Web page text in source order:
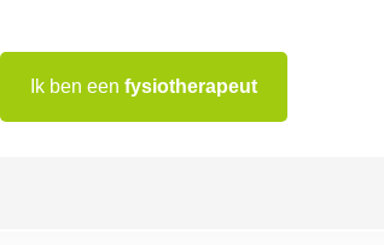
Ik ben een fysiotherapeut